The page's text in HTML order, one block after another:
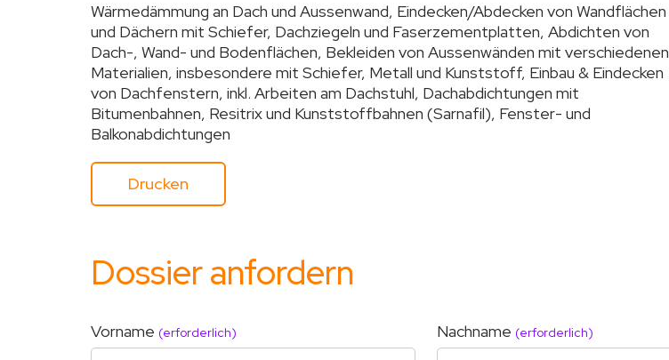
Wärmedämmung an Dach und Aussenwand, Eindecken/Abdecken von Wandflächen
und Dächern mit Schiefer, Dachziegeln und Faserzementplatten, Abdichten von
Dach-, Wand- und Bodenflächen, Bekleiden von Aussenwänden mit verschiedenen
Materialien, insbesondere mit Schiefer, Metall und Kunststoff, Einbau & Eindecken
von Dachfenstern, inkl. Arbeiten am Dachstuhl, Dachabdichtungen mit
Bitumenbahnen, Resitrix und Kunststoffbahnen (Sarnafil), Fenster- und
Balkonabdichtungen
Drucken
Dossier anfordern
Vorname (erforderlich) Nachname (erforderlich)